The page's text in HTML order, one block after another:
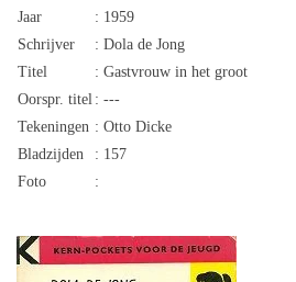
Jaar
: 1959
Schrijver
: Dola de Jong
Titel
: Gastvrouw in het groot
Oorspr. titel : ---
Tekeningen : Otto Dicke
Bladzijden
: 157
Foto
: